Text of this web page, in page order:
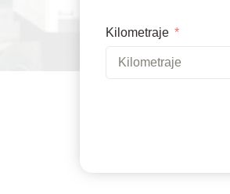
Kilometraje